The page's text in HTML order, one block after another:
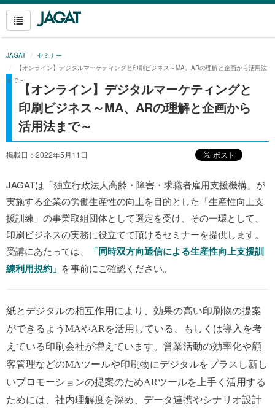
JAGAT
セミナー
【オンライン】デジタルマーケティングと印刷ビジネス～MA、ARの理解と企画から活用法
まで～ 【オンライン】デジタルマーケティングと
印刷ビジネス～MA、ARの理解と企画から
活用法まで～
掲載日：2022年5月11日
JAGATは「独立行政法人高齢・障害・求職者雇用支援機構」が
実施する企業の労働生産性の向上を目的とした「生産性向上支
援訓練」の事業取組団体として選定を受け、その一環として、
印刷ビジネスの実務に役立てて頂けるセミナーを提供します。
受講にあたっては、
「同時双方向通信による生産性向上支援訓
練利用規約」 を事前にご確認ください。
紙とデジタルの相互作用により、効果の高い印刷物の提案
ができるようMAやARを活用している、もしくは導入を考
えている印刷会社が増えています。営業活動の効率化や顧
客管理などのMAツールや印刷物にデジタルをプラスし新し
いプロモーションの提案のためARツールを上手く活用する
ためには、社内理解度を深め、データ連携やシナリオ設計